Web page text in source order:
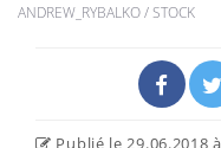
ANDREW_RYBALKO / STOCK
Publié le 29.06.2018